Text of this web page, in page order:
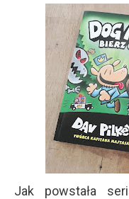
Jak powstała